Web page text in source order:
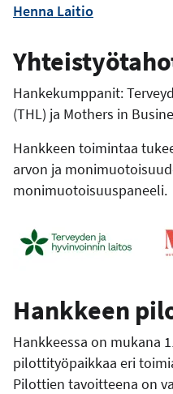
o
i
t
e
Henna Laitio
Hankekumppanit:
(THL) ja Mothers in
Hankkeen toimintaa
arvon ja
monimuotoisuuspaneeli.
Hankkeen
Hankkeessa on mukana
pilottityöpaikkaa eri
Pilottien tavoitteena on